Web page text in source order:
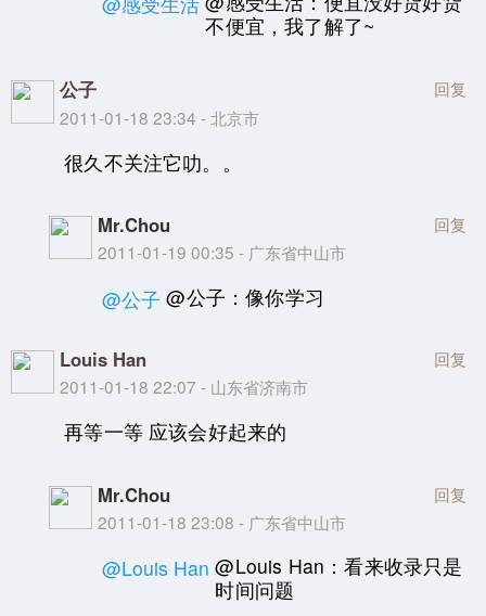
不便宜，我了解了~
公子
2011-01-18 23:34 - 北京市
回复
很久不关注它叻。。
Mr.Chou
2011-01-19 00:35 - 广东省中山市
回复
@公子 @公子：像你学习
Louis Han
2011-01-18 22:07 - 山东省济南市
回复
再等一等 应该会好起来的
Mr.Chou
2011-01-18 23:08 - 广东省中山市
回复
@Louis Han @Louis Han：看来收录只是
时间问题